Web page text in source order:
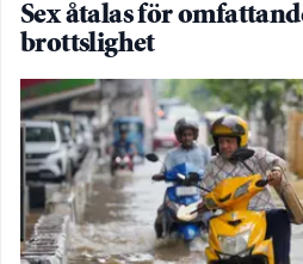
Sex åtalas för
brottslighet